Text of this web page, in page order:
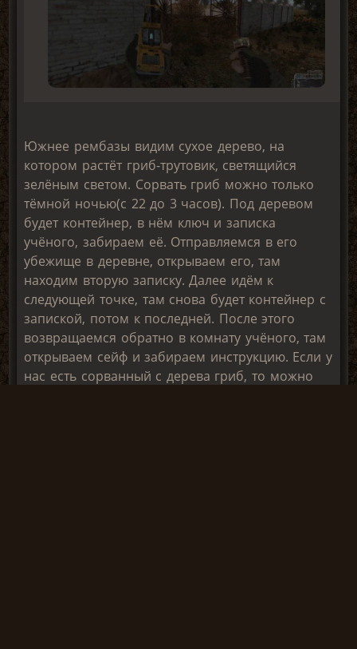
Южнее рембазы видим сухое дерево, на
котором растёт гриб-трутовик, светящийся
зелёным светом. Сорвать гриб можно только
тёмной ночью(с 22 до 3 часов). Под деревом
будет контейнер, в нём ключ и записка
учёного, забираем её. Отправляемся в его
убежище в деревне, открываем его, там
находим вторую записку. Далее идём к
следующей точке, там снова будет контейнер с
запиской, потом к последней. После этого
возвращаемся обратно в комнату учёного, там
открываем сейф и забираем инструкцию. Если у
нас есть сорванный с дерева гриб, то можно